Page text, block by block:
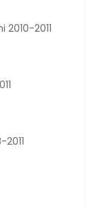
2010-2011